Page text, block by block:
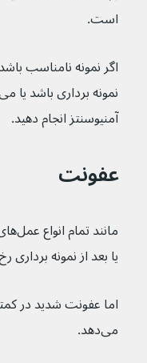
است.
اگر نمونه نامناسب
آمنیوسنتز انجام دهید.
عفونت
یا بعد از نمونه‌ برداری رخ دهد.
می‌دهد.